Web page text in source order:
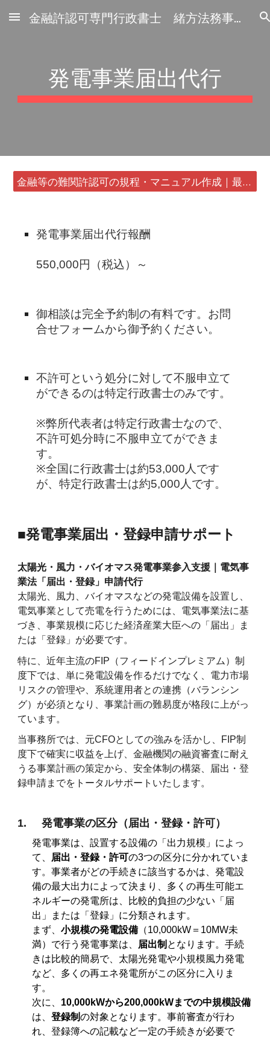
Skip to main content Skip to navigation
金融許認可専門行政書士 緒方法務事務所
発電事業届出代行
金融等の難関許認可の規程・マニュアル作成｜最短24時間・書類1通から
発電事業届出代行報酬
550,000円（税込）～
御相談は完全予約制の有料です。お問
合せフォームから御予約ください。
不許可という処分に対して不服申立て
ができるのは特定行政書士のみです。
※弊所代表者は特定行政書士なので、
不許可処分時に不服申立てができま
す。
※全国に行政書士は約53,000人です
が、特定行政書士は約5,000人です。
■発電事業届出・登録申請サポート
太陽光・風力・バイオマス発電事業参入支援｜電気事
業法「届出・登録」申請代行
太陽光、風力、バイオマスなどの発電設備を設置し、
電気事業として売電を行うためには、電気事業法に基
づき、事業規模に応じた経済産業大臣への「届出」ま
たは「登録」が必要です。
特に、近年主流のFIP（フィードインプレミアム）制
度下では、単に発電設備を作るだけでなく、電力市場
リスクの管理や、系統運用者との連携（バランシン
グ）が必須となり、事業計画の難易度が格段に上がっ
ています。
当事務所では、元CFOとしての強みを活かし、FIP制
度下で確実に収益を上げ、金融機関の融資審査に耐え
うる事業計画の策定から、安全体制の構築、届出・登
録申請までをトータルサポートいたします。
1. 発電事業の区分（届出・登録・許可）
発電事業は、設置する設備の「出力規模」によっ
て、 届出・登録・許可の3つの区分に分かれていま
す。事業者がどの手続きに該当するかは、発電設
備の最大出力によって決まり、多くの再生可能エ
ネルギーの発電所は、比較的負担の少ない「届
出」または「登録」に分類されます。
まず、小規模の発電設備 （10,000kW＝10MW未
満）で行う発電事業は、 届出制 となります。手続
きは比較的簡易で、太陽光発電や小規模風力発電
など、多くの再エネ発電所がこの区分に入りま
す。
次に、 10,000kWから200,000kWまでの中規模設備
は、登録制の対象となります。事前審査が行わ
れ、登録簿への記載など一定の手続きが必要で